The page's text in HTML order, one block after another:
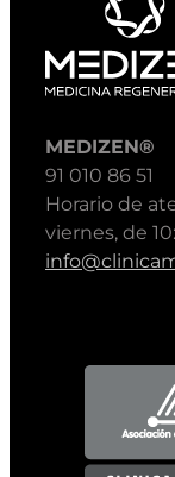
MEDIZEN®
91 010 86 51
Horario de
viernes, de